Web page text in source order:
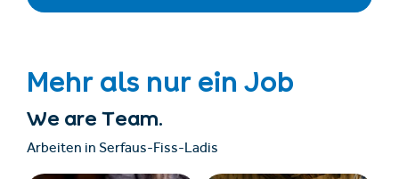
Mehr als nur ein Job
We are Team.
Arbeiten in Serfaus-Fiss-Ladis